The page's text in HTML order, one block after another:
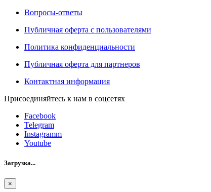
Вопросы-ответы
Публичная оферта с пользователями
Политика конфиденциальности
Публичная оферта для партнеров
Контактная информация
Присоединяйтесь к нам в соцсетях
Facebook
Telegram
Instagramm
Youtube
Загрузка...
×